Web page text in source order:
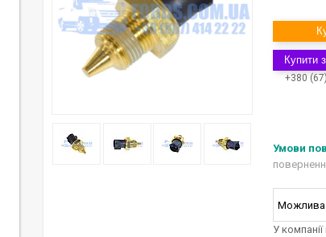
Купити з
+380
У